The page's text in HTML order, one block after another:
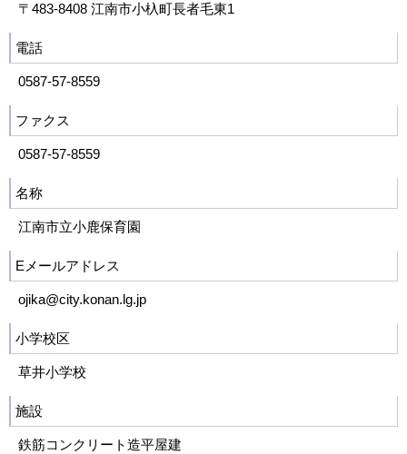
〒483-8408 江南市小杁町長者毛東1
電話
0587-57-8559
ファクス
0587-57-8559
名称
江南市立小鹿保育園
Eメールアドレス
ojika@city.konan.lg.jp
小学校区
草井小学校
施設
鉄筋コンクリート造平屋建